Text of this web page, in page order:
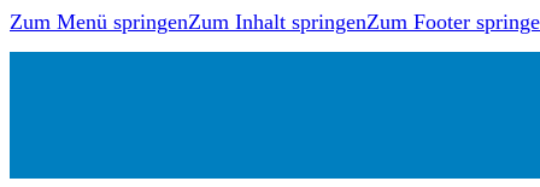
Zum Menü springenZum Inhalt springenZum Footer